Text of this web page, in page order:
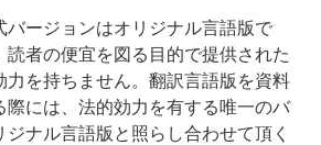
バージョンはオリジナル言語版で
者の便宜を図る目的で提供された
力を持ちません。翻訳言語版を資料
際には、法的効力を有する唯一のバ
ナル言語版と照らし合わせて頂く